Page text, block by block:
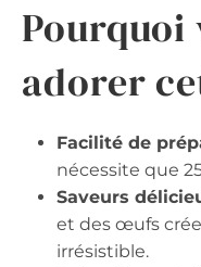
Pourquoi
adorer
Facilité de
nécessite que
Saveurs
et des œufs
irrésistible.